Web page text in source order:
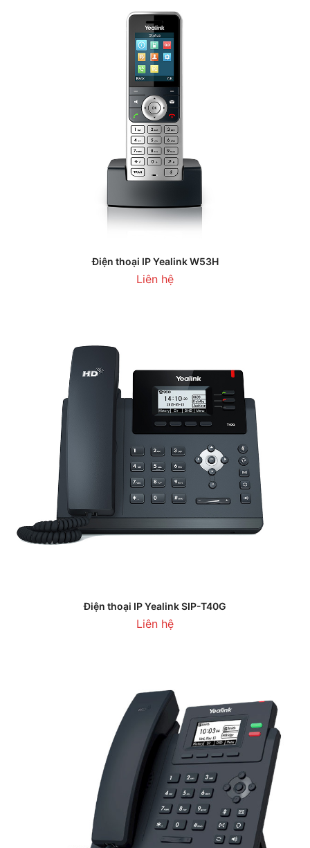
Điện thoại IP Yealink W53H
Liên hệ
Điện thoại IP Yealink SIP-T40G
Liên hệ